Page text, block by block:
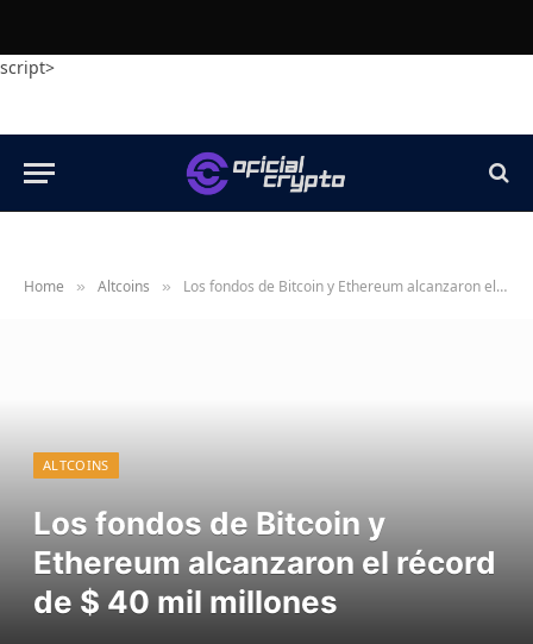
script>
Home » Altcoins » Los fondos de Bitcoin y Ethereum alcanzaron el récord de $ 40 mil millones
ALTCOINS
Los fondos de Bitcoin y
Ethereum alcanzaron el récord
de $ 40 mil millones